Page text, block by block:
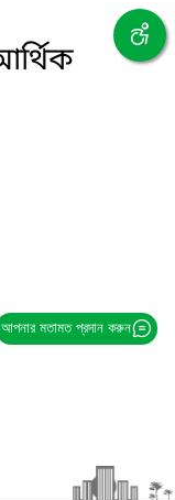
আপনার মতামত প্রদান করুন